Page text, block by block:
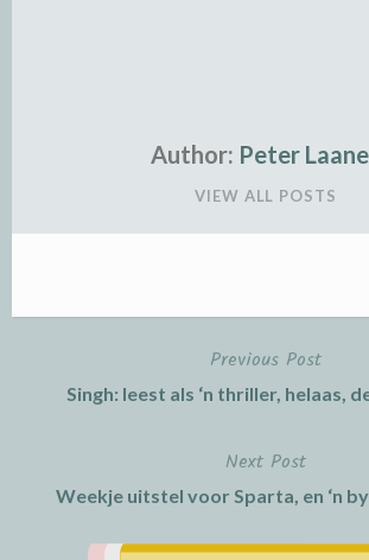
Author: Peter
VIEW ALL POSTS
Previous Post
Singh: leest als ‘n thriller, helaas,
Next Post
Weekje uitstel voor Sparta, en ‘n